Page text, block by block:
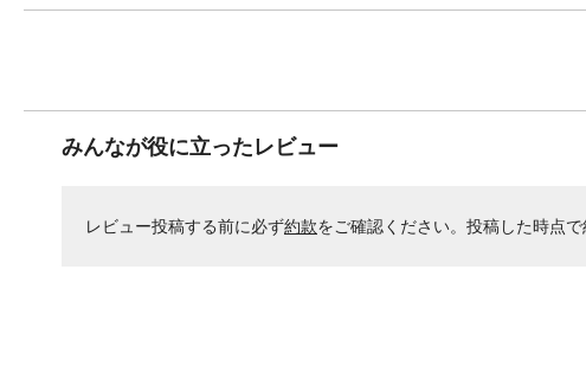
みんなが役に立ったレビュー
レビュー投稿する前に必ず約款をご確認ください。投稿した時点